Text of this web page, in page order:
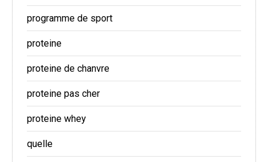
programme de sport
proteine
proteine de chanvre
proteine pas cher
proteine whey
quelle